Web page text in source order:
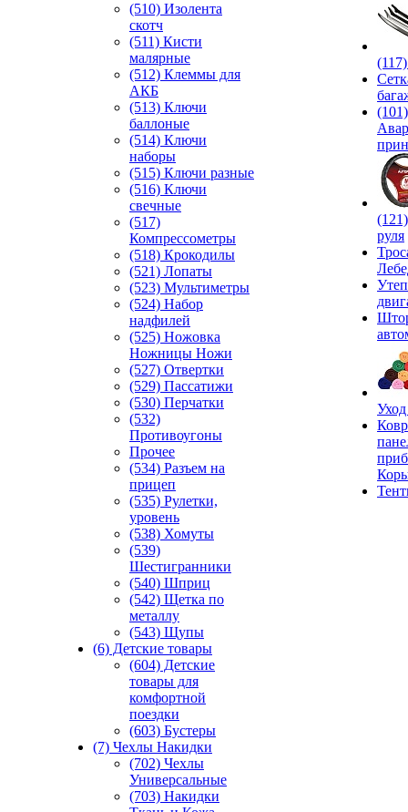
(510) Изолента
скотч
(511) Кисти
малярные
(512) Клеммы для
АКБ
(513) Ключи
баллоные
(514) Ключи
наборы
(515) Ключи разные
(516) Ключи
свечные
(517)
Компрессометры
(518) Крокодилы
(521) Лопаты
(523) Мультиметры
(524) Набор
надфилей
(525) Ножовка
Ножницы Ножи
(527) Отвертки
(529) Пассатижи
(530) Перчатки
(532)
Противоугоны
Прочее
(534) Разъем на
прицеп
(535) Рулетки,
уровень
(538) Хомуты
(539)
Шестигранники
(540) Шприц
(542) Щетка по
металлу
(543) Щупы
(6) Детские товары
(604) Детские
товары для
комфортной
поездки
(603) Бустеры
(7) Чехлы Накидки
(702) Чехлы
Универсальные
(703) Накидки
(101)
руля
Уход